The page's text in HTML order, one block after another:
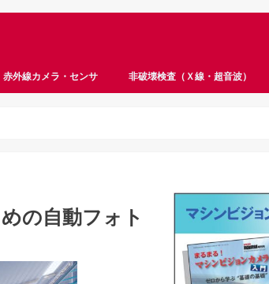
赤外線カメラ・センサ 非破壊検査（Ｘ線・超音波）
の自動フォト